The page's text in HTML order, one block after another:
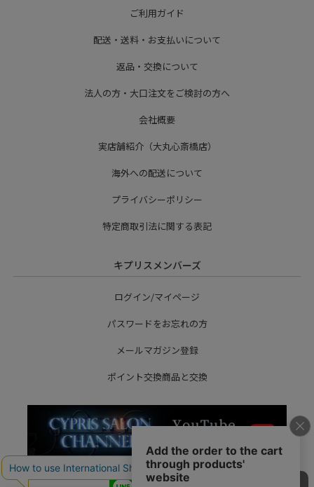
ご利用ガイド
配送・送料・お支払いについて
返品・交換について
法人の方・大口注文をご検討の方へ
会社概要
実店舗紹介（大丸心斎橋店）
海外への配送について
プライバシーポリシー
特定商取引法に関する表記
キプリスメンバーズ
ログイン/マイページ
パスワードをお忘れの方
メールマガジン登録
ポイント交換商品と交換